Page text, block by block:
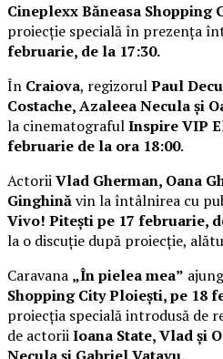
Cineplexx Băneasa Shopping
proiecție specială în prezența
februarie, de la 17:30.
În Craiova, regizorulPaul Decu
Costache, Azaleea Necula și
la cinematografulInspire VIP
februarie de la ora 18:00.
ActoriiVlad Gherman, Oana
Ginghinăvin la întâlnirea cu
Vivo! Pitești pe 17 februarie,
la o discuție după proiecție,
Caravana „În pielea mea”
Shopping City Ploiești, pe 18
proiecția specială introdusă de
de actoriiIoana State, Vlad și